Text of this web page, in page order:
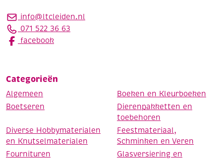
info@ltcleiden.nl
071 522 36 63
facebook
Categorieën
Algemeen
Boeken en Kleurboeken
Boetseren
Dierenpakketten en
toebehoren
Diverse Hobbymaterialen
en Knutselmaterialen
Feestmateriaal,
Schminken en Veren
Fournituren
Glasversiering en